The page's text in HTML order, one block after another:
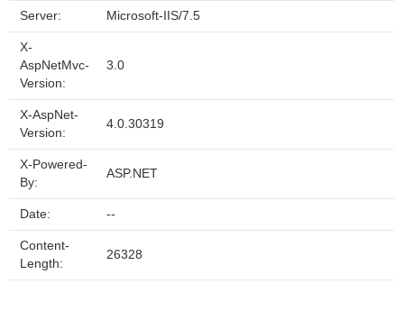
Server: Microsoft-IIS/7.5
X-
AspNetMvc-
Version:
3.0
X-AspNet-
Version:
4.0.30319
X-Powered-
By:
ASP.NET
Date: --
Content-
Length:
26328